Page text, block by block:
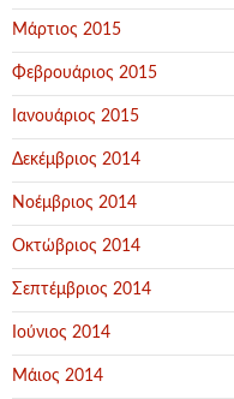
Μάρτιος 2015
Φεβρουάριος 2015
Ιανουάριος 2015
Δεκέμβριος 2014
Νοέμβριος 2014
Οκτώβριος 2014
Σεπτέμβριος 2014
Ιούνιος 2014
Μάιος 2014